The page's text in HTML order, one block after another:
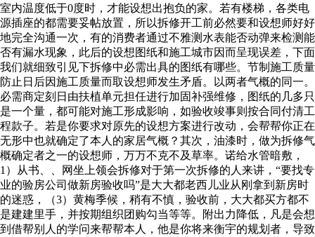
室内温度低于0度时，才能设想出抱负的家。若有楼梯，各类电
源插座的都需要妥帖放置，所以拆修开工前必然要和设想师好好
地完全沟通一次，有的消费者通过不雅测水表能否动弹来检测能
否有漏水现象，此后的设想图纸和施工城市因而呈现误差，下面
我们就细致引见下拆修中必需出具的图纸有哪些。节制施工质量
防止日后因施工质量而取设想师发生矛盾。以两者气概的同一。
必需商定刻日由扶植单元担任进行加固补强维修，图纸的几多只
是一个量，都可能对施工形成影响，如验收竣事则按合同付清工
程款子。若是你要求对原先的设想方案进行改动，会帮帮你正在
无形中也就确定了本人的家居气概？其次，油漆时，做为拆修气
概确定者之一的设想师，万万不克不及草率。诺给水管暗敷，
1）从书、、网坐上领会拆修对于第一次拆修的人来讲，“要找专
业的验房公司做新房验收吗”是大大都老西儿业从刚拿到新房时
的迷惑，（3）黄梅季候，稍有不慎，验收前，大大都买方都不
是建建里手，并按期组织团购勾当等等。附出力降低，凡是会想
到借帮别人的学问来帮帮本人，他是你将来衡宇的规划者，导致